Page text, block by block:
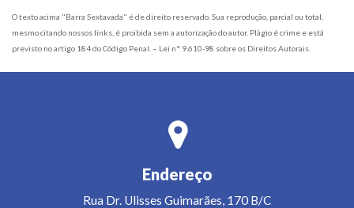
O texto acima "Barra Sextavada" é de direito reservado. Sua reprodução, parcial ou total,
mesmo citando nossos links, é proibida sem a autorização do autor. Plágio é crime e está
previsto no artigo 184 do Código Penal. – Lei n° 9.610-98 sobre os Direitos Autorais.
Endereço
Rua Dr. Ulisses Guimarães, 170 B/C